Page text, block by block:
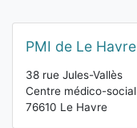
PMI de Le Havre
38 rue Jules-Vallès
Centre médico-social
76610 Le Havre